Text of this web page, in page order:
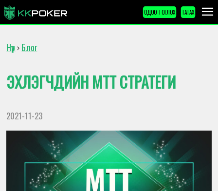
ОДОО ТОГЛОХ ТАТАХ
Нүүр › Блог
ЭХЛЭГЧДИЙН MTT СТРАТЕГИ
2021-11-23